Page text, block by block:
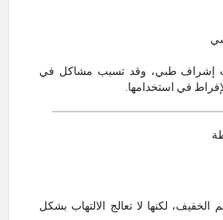
إشراف طبي، وقد تسبب مشاكل في
في استخدامها.
الخفيف، لكنها لا تعالج الالتهاب بشكل